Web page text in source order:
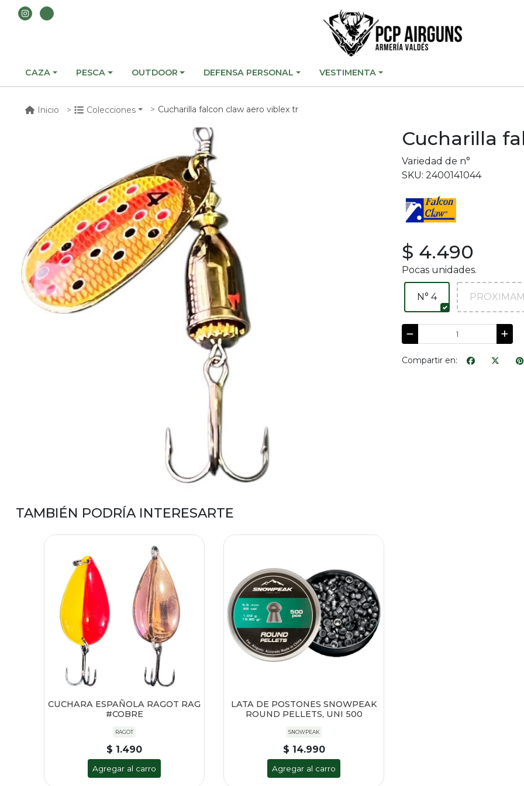
CAZA PESCA OUTDOOR DEFENSA PERSONAL VESTIMENTA
Inicio Colecciones Cucharilla falcon claw aero viblex tr
Cucharilla
Variedad de n°
SKU: 2400141044
$ 4.490
Pocas unidades.
N° 4
Compartir en:
TAMBIÉN PODRÍA INTERESARTE
CUCHARA ESPAÑOLA RAGOT RAG
#COBRE
RAGOT
$ 1.490
Agregar al carro
LATA DE POSTONES SNOWPEAK
ROUND PELLETS, UNI 500
SNOWPEAK
$ 14.990
Agregar al carro